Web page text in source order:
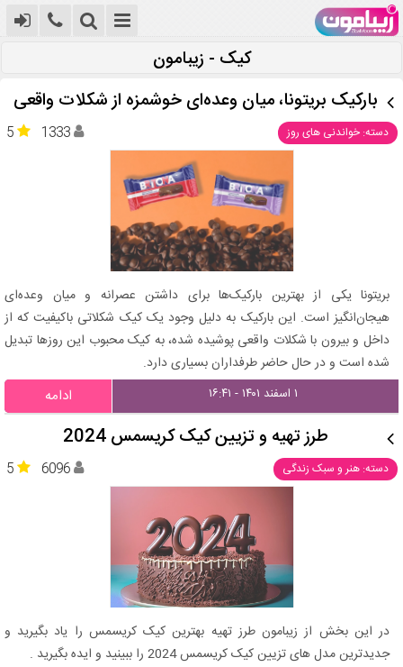
کیک - زیبامون
بارکیک بریتونا، میان وعده‌ای خوشمزه از شکلات واقعی
دسته: خواندنی های روز 5 1333
بریتونا یکی از بهترین بارکیک‌ها برای داشتن عصرانه و میان وعده‌ای
هیجان‌انگیز است. این بارکیک به دلیل وجود یک کیک شکلاتی باکیفیت که از
داخل و بیرون با شکلات واقعی پوشیده شده، به کیک محبوب این روزها تبدیل
شده است و در حال حاضر طرفداران بسیاری دارد.
۱ اسفند ۱۴۰۱ - ۱۶:۴۱ ادامه
طرز تهیه و تزیین کیک کریسمس 2024
دسته: هنر و سبک زندگی 5 6096
در این بخش از زیبامون طرز تهیه بهترین کیک کریسمس را یاد بگیرید و
جدیدترین مدل های تزیین کیک کریسمس 2024 را ببینید و ایده بگیرید .